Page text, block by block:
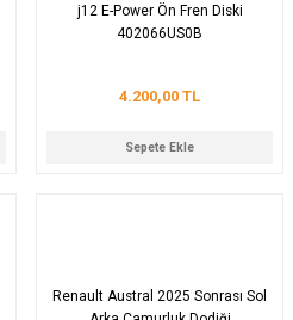
j12 E-Power Ön Fren Diski
402066US0B
4.200,00 TL
Sepete Ekle
Renault Austral 2025 Sonrası Sol